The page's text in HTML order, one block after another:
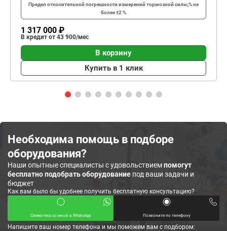
Предел относительной погрешности измерений тормозной силы,%не
более ±2 %
1 317 000 ₽
В кредит от 43 900/мес
В корзину
Купить в 1 клик
Необходима помощь в подборе
оборудования?
Наши опытные специалисты с удовольствиемпомогут
бесплатно подобрать оборудование под ваши задачи и
бюджет
Как вам было бы удобнее получить бесплатную консультацию?
Свяжитесь со мной в WhatsApp Позвоните по телефону
Напишите ваш номер телефона и мы поможем вам с подбором: